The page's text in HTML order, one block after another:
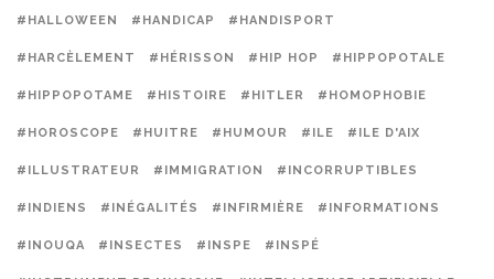
#HALLOWEEN #HANDICAP #HANDISPORT
#HARCÈLEMENT #HÉRISSON #HIP HOP #HIPPOPOTALE
#HIPPOPOTAME #HISTOIRE #HITLER #HOMOPHOBIE
#HOROSCOPE #HUITRE #HUMOUR #ILE #ILE D'AIX
#ILLUSTRATEUR #IMMIGRATION #INCORRUPTIBLES
#INDIENS #INÉGALITÉS #INFIRMIÈRE #INFORMATIONS
#INOUQA #INSECTES #INSPE #INSPÉ